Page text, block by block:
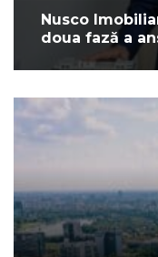
Nusco
doua fază a